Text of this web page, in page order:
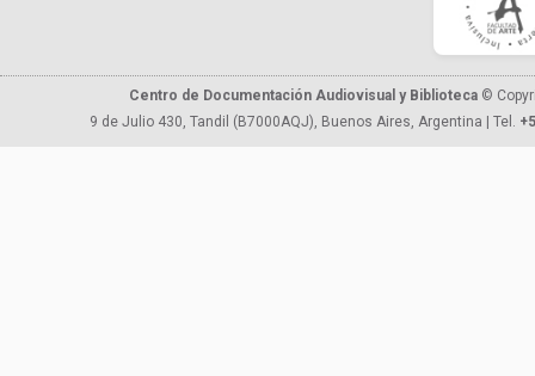
Centro de Documentación Audiovisual y Biblioteca ©
9 de Julio 430, Tandil (B7000AQJ), Buenos Aires, Argentina | Tel.